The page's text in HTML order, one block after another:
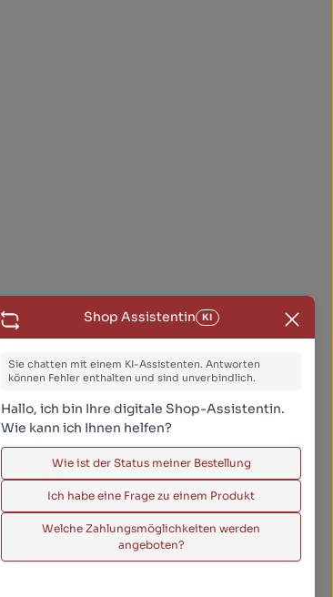
Shop Assistentin KI
Sie chatten mit einem KI-Assistenten. Antworten
können Fehler enthalten und sind unverbindlich.
Hallo, ich bin Ihre digitale Shop-Assistentin.
Wie kann ich Ihnen helfen?
Wie ist der Status meiner Bestellung
Ich habe eine Frage zu einem Produkt
Welche Zahlungsmöglichkeiten werden
angeboten?